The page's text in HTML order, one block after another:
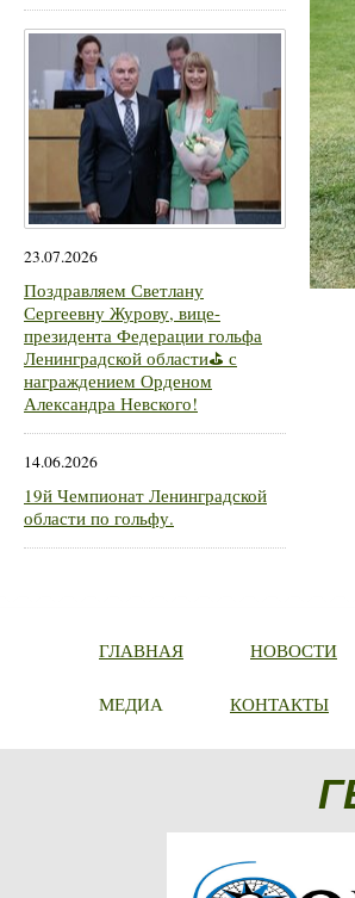
23.07.2026
Поздравляем Светлану
Сергеевну Журову, вице-
президента Федерации гольфа
Ленинградской области⛳ с
награждением Орденом
Александра Невского!
14.06.2026
19й Чемпионат Ленинградской
области по гольфу.
ГЛАВНАЯ НОВОСТИ
МЕДИА КОНТАКТЫ